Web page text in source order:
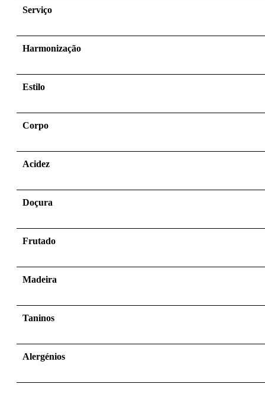
Serviço
Harmonização
Estilo
Corpo
Acidez
Doçura
Frutado
Madeira
Taninos
Alergénios